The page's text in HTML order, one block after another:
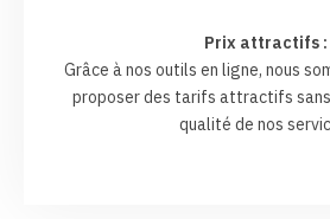
Prix attractifs :
Grâce à nos outils en ligne, nous
proposer des tarifs attractifs
qualité de nos